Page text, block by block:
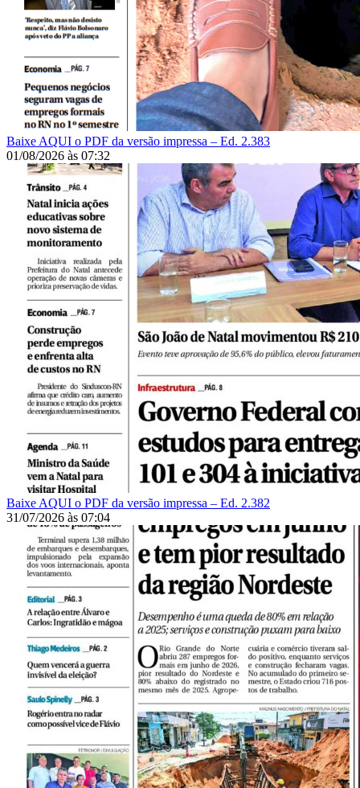
Baixe AQUI o PDF da versão impressa – Ed. 2.383
01/08/2026 às 07:32
Baixe AQUI o PDF da versão impressa – Ed. 2.382
31/07/2026 às 07:04